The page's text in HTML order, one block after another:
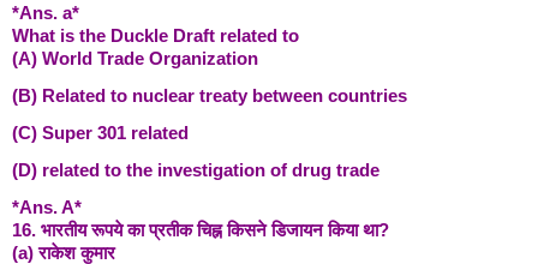
*Ans. a*
What is the Duckle Draft related to
(A) World Trade Organization
(B) Related to nuclear treaty between countries
(C) Super 301 related
(D) related to the investigation of drug trade
*Ans. A*
16. भारतीय रूपये का प्रतीक चिह्न किसने डिजायन किया था?
(a) राकेश कुमार